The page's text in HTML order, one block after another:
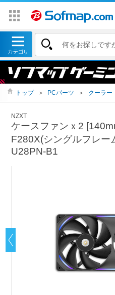
トップ ＞ PCパーツ ＞ クーラー
NZXT
ケースファンｘ2
F280X(シングルフレー
U28PN-B1